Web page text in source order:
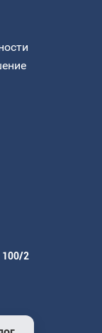
100/2